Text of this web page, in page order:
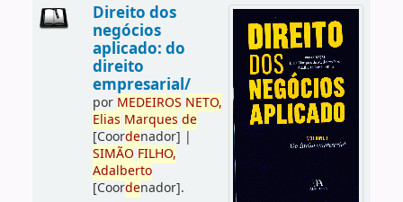
Direito dos
negócios
aplicado: do
direito
empresarial/
por MEDEIROS NETO,
Elias Marques de
[Coordenador] |
SIMÃO FILHO,
Adalberto
[Coordenador].